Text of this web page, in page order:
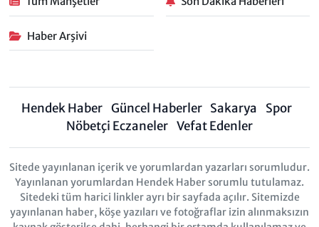
Haber Arşivi
Hendek Haber Güncel Haberler Sakarya
Spor
Nöbetçi Eczaneler Vefat Edenler
Sitede yayınlanan içerik ve yorumlardan yazarları sorumludur.
Yayınlanan yorumlardan Hendek Haber sorumlu tutulamaz.
Sitedeki tüm harici linkler ayrı bir sayfada açılır. Sitemizde
yayınlanan haber, köşe yazıları ve fotoğraflar izin alınmaksızın